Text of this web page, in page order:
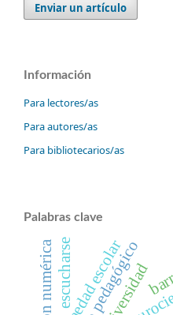
Enviar un artículo
Información
Para lectores/as
Para autores/as
Para bibliotecarios/as
Palabras clave
extraedad escolar
escucharse